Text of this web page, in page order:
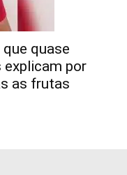
quase
explicam por
as frutas